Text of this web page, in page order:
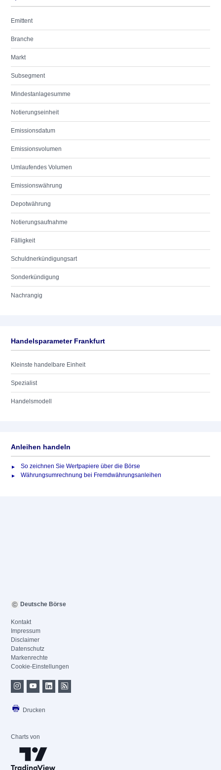
Emittent
Branche
Markt
Subsegment
Mindestanlagesumme
Notierungseinheit
Emissionsdatum
Emissionsvolumen
Umlaufendes Volumen
Emissionswährung
Depotwährung
Notierungsaufnahme
Fälligkeit
Schuldnerkündigungsart
Sonderkündigung
Nachrangig
Handelsparameter Frankfurt
Kleinste handelbare Einheit
Spezialist
Handelsmodell
Anleihen handeln
So zeichnen Sie Wertpapiere über die Börse
Währungsumrechnung bei Fremdwährungsanleihen
Deutsche Börse
Kontakt
Impressum
Disclaimer
Datenschutz
Markenrechte
Cookie-Einstellungen
Drucken
Charts von